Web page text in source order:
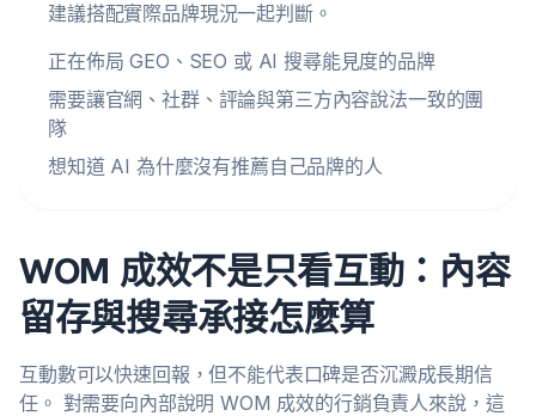
建議搭配實際品牌現況一起判斷。
正在佈局 GEO、SEO 或 AI 搜尋能見度的品牌
需要讓官網、社群、評論與第三方內容說法一致的團
隊
想知道 AI 為什麼沒有推薦自己品牌的人
WOM 成效不是只看互動：內容
留存與搜尋承接怎麼算
互動數可以快速回報，但不能代表口碑是否沉澱成長期信
任。 對需要向內部說明 WOM 成效的行銷負責人來說，這